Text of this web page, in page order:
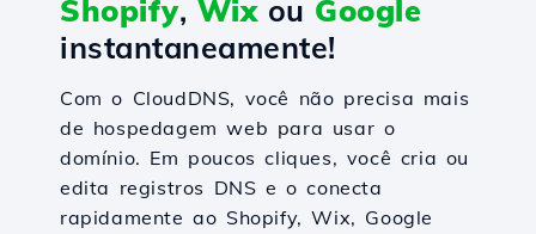
Shopify, Wixou Google
instantaneamente!
Com o CloudDNS, você não precisa mais
de hospedagem web para usar o
domínio. Em poucos cliques, você cria ou
edita registros DNS e o conecta
rapidamente ao Shopify, Wix, Google